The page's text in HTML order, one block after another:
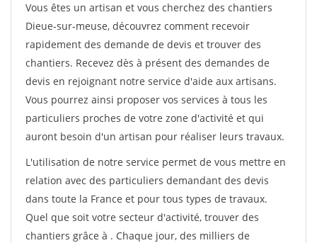
Vous êtes un artisan et vous cherchez des chantiers
Dieue-sur-meuse, découvrez comment recevoir
rapidement des demande de devis et trouver des
chantiers. Recevez dès à présent des demandes de
devis en rejoignant notre service d'aide aux artisans.
Vous pourrez ainsi proposer vos services à tous les
particuliers proches de votre zone d'activité et qui
auront besoin d'un artisan pour réaliser leurs travaux.
L'utilisation de notre service permet de vous mettre en
relation avec des particuliers demandant des devis
dans toute la France et pour tous types de travaux.
Quel que soit votre secteur d'activité, trouver des
chantiers grâce à . Chaque jour, des milliers de